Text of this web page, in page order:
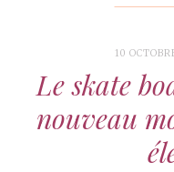
10
Le skate
nouveau